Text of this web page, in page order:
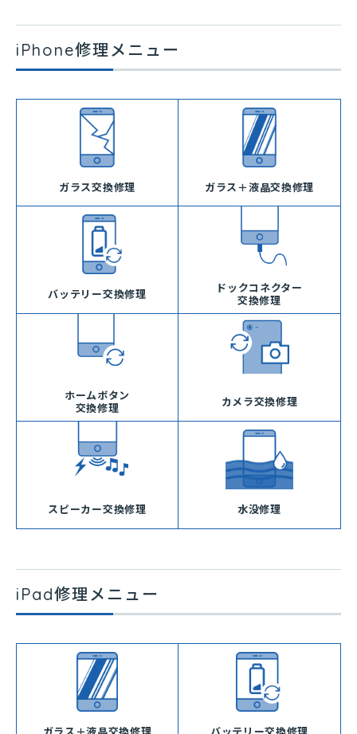
iPhone修理メニュー
ガラス交換修理 ガラス＋液晶交換修理
バッテリー交換修理
ドックコネクター
交換修理
ホームボタン
交換修理
カメラ交換修理
スピーカー交換修理 水没修理
iPad修理メニュー
ガラス＋液晶交換修理 バッテリー交換修理